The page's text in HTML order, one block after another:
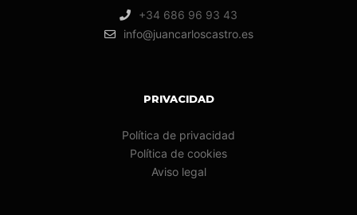
+34 686 96 93 43
info@juancarloscastro.es
PRIVACIDAD
Política de privacidad
Política de cookies
Aviso legal